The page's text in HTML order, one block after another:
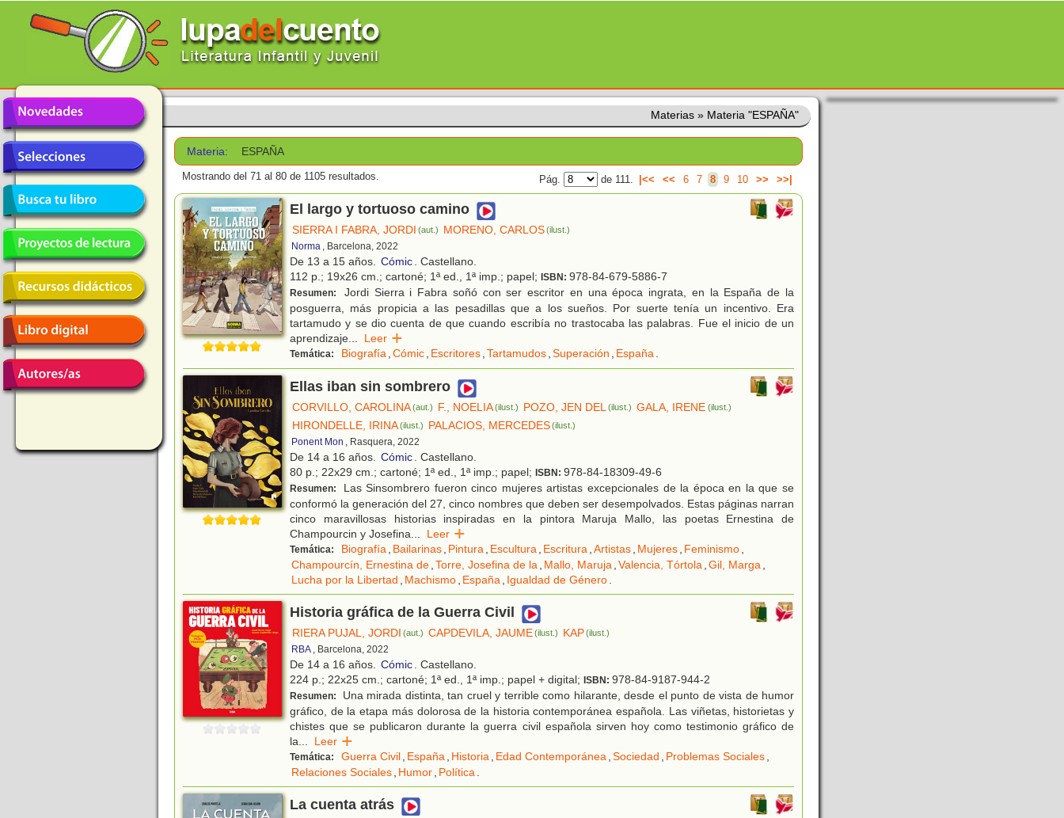
Materias » Materia "ESPAÑA"
Materia: ESPAÑA
Mostrando del 71 al 80 de 1105 resultados. Pág. de 111. |<< << 6 7 8 9 10 >> >>|
El largo y tortuoso camino
SIERRA I FABRA, JORDI (aut.) MORENO, CARLOS(ilust.)
Norma , Barcelona, 2022
De 13 a 15 años. Cómic. Castellano.
112 p.; 19x26 cm.; cartoné; 1ª ed., 1ª imp.; papel; ISBN: 978-84-679-5886-7
Resumen:
Jordi Sierra i Fabra soñó con ser escritor en una época ingrata, en la España de la
posguerra, más propicia a las pesadillas que a los sueños. Por suerte tenía un incentivo. Era
tartamudo y se dio cuenta de que cuando escribía no trastocaba las palabras. Fue el inicio de un
aprendizaje... Leer
Temática: Biografía,Cómic, Escritores,Tartamudos,Superación , España.
Ellas iban sin sombrero
CORVILLO, CAROLINA(aut.) F., NOELIA(ilust.) POZO, JEN DEL (ilust.) GALA, IRENE (ilust.)
HIRONDELLE, IRINA(ilust.) PALACIOS, MERCEDES(ilust.)
Ponent Mon , Rasquera, 2022
De 14 a 16 años. Cómic. Castellano.
80 p.; 22x29 cm.; cartoné; 1ª ed., 1ª imp.; papel; ISBN: 978-84-18309-49-6
Resumen:
Las Sinsombrero fueron cinco mujeres artistas excepcionales de la época en la que se
conformó la generación del 27, cinco nombres que deben ser desempolvados. Estas páginas narran
cinco maravillosas historias inspiradas en la pintora Maruja Mallo, las poetas Ernestina de
Champourcin y Josefina... Leer
Temática: Biografía, Bailarinas, Pintura, Escultura, Escritura,Artistas, Mujeres, Feminismo,
Champourcín, Ernestina de,Torre, Josefina de la, Mallo, Maruja,Valencia, Tórtola,Gil, Marga,
Lucha por la Libertad , Machismo, España, Igualdad de Género.
Historia gráfica de la Guerra Civil
RIERA PUJAL, JORDI (aut.) CAPDEVILA, JAUME(ilust.) KAP (ilust.)
RBA , Barcelona, 2022
De 14 a 16 años. Cómic. Castellano.
224 p.; 22x25 cm.; cartoné; 1ª ed., 1ª imp.; papel + digital; ISBN: 978-84-9187-944-2
Resumen:
Una mirada distinta, tan cruel y terrible como hilarante, desde el punto de vista de humor
gráfico, de la etapa más dolorosa de la historia contemporánea española. Las viñetas, historietas y
chistes que se publicaron durante la guerra civil española sirven hoy como testimonio gráfico de
la... Leer
Temática: Guerra Civil, España, Historia, Edad Contemporánea,Sociedad , Problemas Sociales,
Relaciones Sociales, Humor, Política.
La cuenta atrás